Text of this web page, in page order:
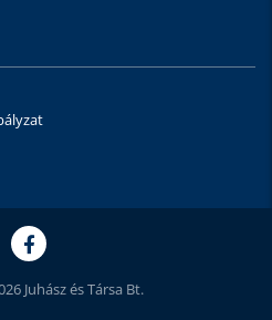
Juhász és Társa Bt.